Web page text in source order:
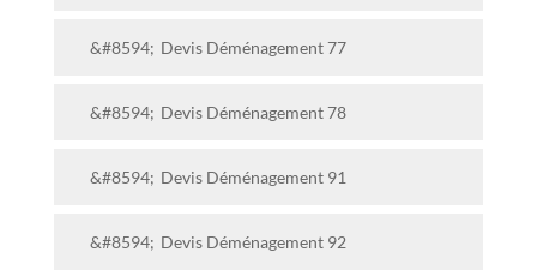
Devis Déménagement 77
Devis Déménagement 78
Devis Déménagement 91
Devis Déménagement 92